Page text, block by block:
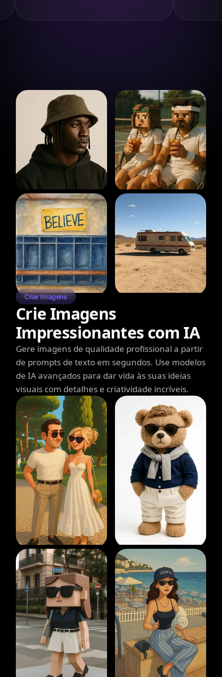
Criar Imagens
Crie Imagens
Impressionantes com IA
Gere imagens de qualidade profissional a partir
de prompts de texto em segundos. Use modelos
de IA avançados para dar vida às suas ideias
visuais com detalhes e criatividade incríveis.